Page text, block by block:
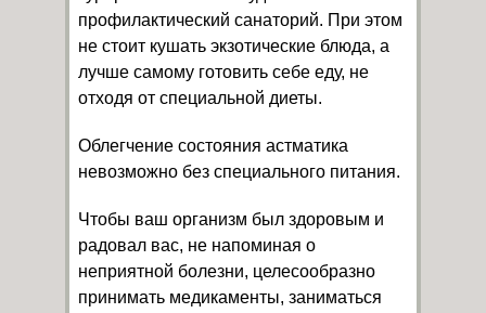
профилактический санаторий. При этом
не стоит кушать экзотические блюда, а
лучше самому готовить себе еду, не
отходя от специальной диеты.
Облегчение состояния астматика
невозможно без специального питания.
Чтобы ваш организм был здоровым и
радовал вас, не напоминая о
неприятной болезни, целесообразно
принимать медикаменты, заниматься